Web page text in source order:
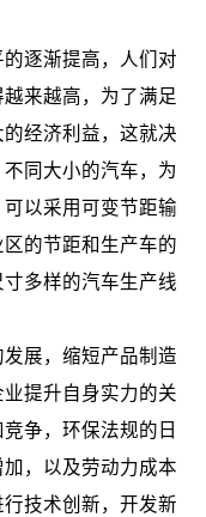
逐渐提高，人们对
来越高，为了满足
经济利益，这就决
同大小的汽车，为
以采用可变节距输
的节距和生产车的
多样的汽车生产线
展，缩短产品制造
提升自身实力的关
争，环保法规的日
，以及劳动力成本
技术创新，开发新